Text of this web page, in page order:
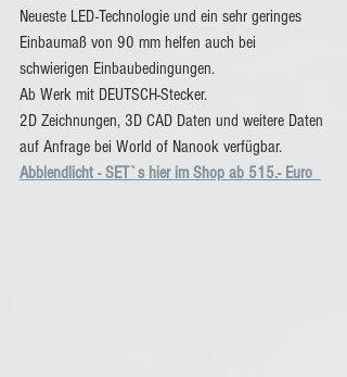
Neueste LED-Technologie und ein sehr geringes
Einbaumaß von 90 mm helfen auch bei
schwierigen Einbaubedingungen.
Ab Werk mit DEUTSCH-Stecker.
2D Zeichnungen, 3D CAD Daten und weitere Daten
auf Anfrage bei World of Nanook verfügbar.
Abblendlicht - SET`s hier im Shop ab 515.- Euro